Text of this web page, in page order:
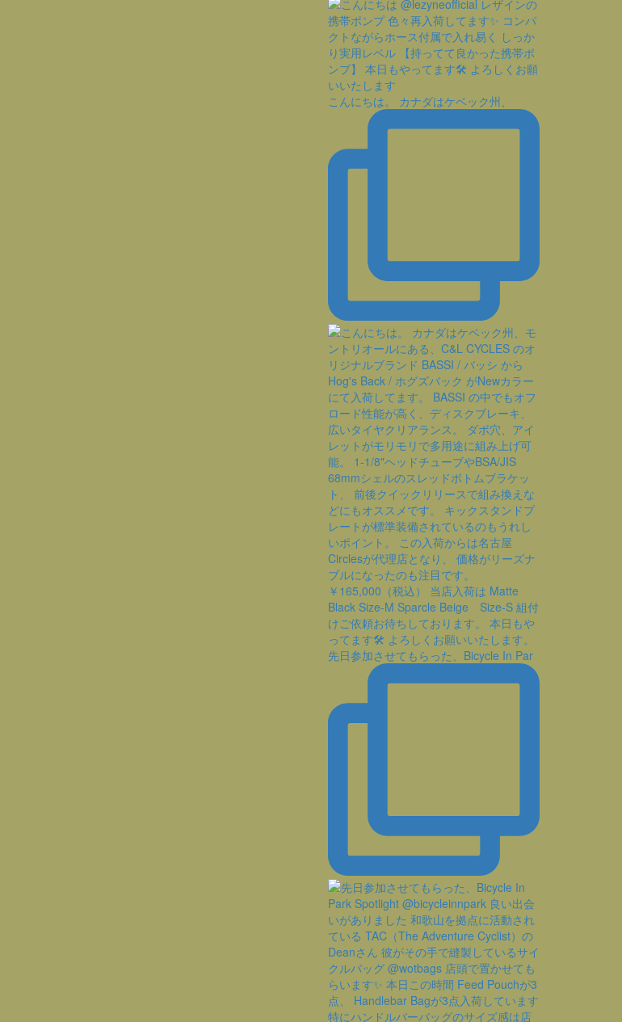
こんにちは。 カナダはケベック州、
先日参加させてもらった、Bicycle In Par